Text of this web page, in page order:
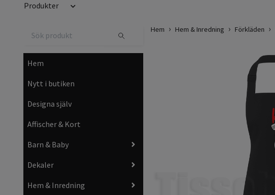
Produkter
Hem
Nytt i butiken
Designa själv
Affischer & Kort
Barn & Baby
Dekaler
Hem & Inredning
Hem Hem & Inredning Förkläden